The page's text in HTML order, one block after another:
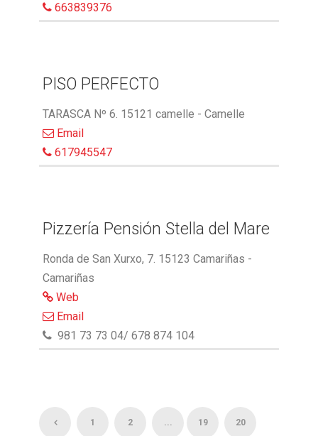
663839376
PISO PERFECTO
TARASCA Nº 6. 15121 camelle - Camelle
Email
617945547
Pizzería Pensión Stella del Mare
Ronda de San Xurxo, 7. 15123 Camariñas -
Camariñas
Web
Email
981 73 73 04/ 678 874 104
1 2 ... 19 20